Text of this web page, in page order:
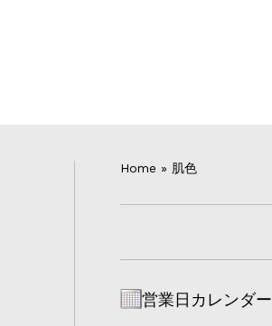
Home » 肌色
営業日カレンダー